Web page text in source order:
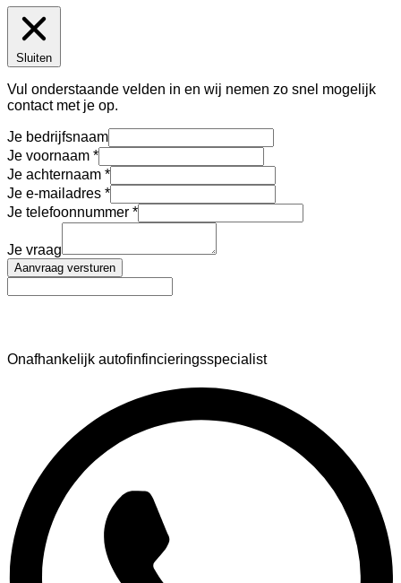
Sluiten
Vul onderstaande velden in en wij nemen zo snel mogelijk
contact met je op.
Je bedrijfsnaam
Je voornaam
Je achternaam
Je e-mailadres
Je telefoonnummer
Je vraag
Aanvraag versturen
Onafhankelijk autofinfincieringsspecialist